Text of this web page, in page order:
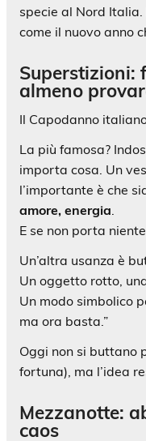
specie al Nord
come il nuovo anno
Superstizioni:
almeno
Il Capodanno
La più famosa?
importa cosa. Un
l’importante è che
amore, energia
E se non porta
Un’altra usanza è
Un oggetto rotto,
Un modo simbolico
ma ora basta.”
Oggi non si buttano
fortuna), ma l’idea
Mezzanotte:
caos